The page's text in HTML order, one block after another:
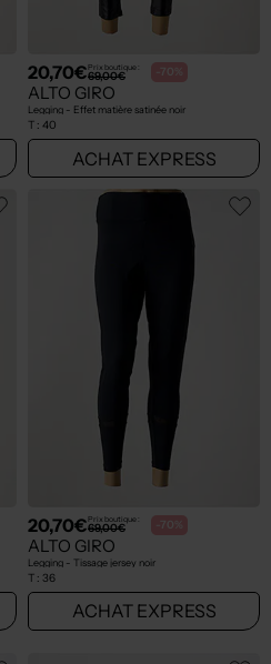
20,70€Prix boutique :
69,00€ -70%
ALTO GIRO
Legging - Effet matière satinée noir
T : 40
ACHAT EXPRESS
20,70€Prix boutique :
69,00€ -70%
ALTO GIRO
Legging - Tissage jersey noir
T : 36
ACHAT EXPRESS